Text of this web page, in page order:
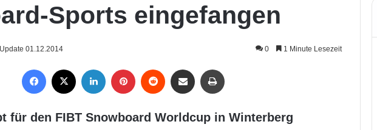
Sports eingefangen
01.12.2014 0 1 Minute Lesezeit
für den FIBT Snowboard Worldcup in Winterberg